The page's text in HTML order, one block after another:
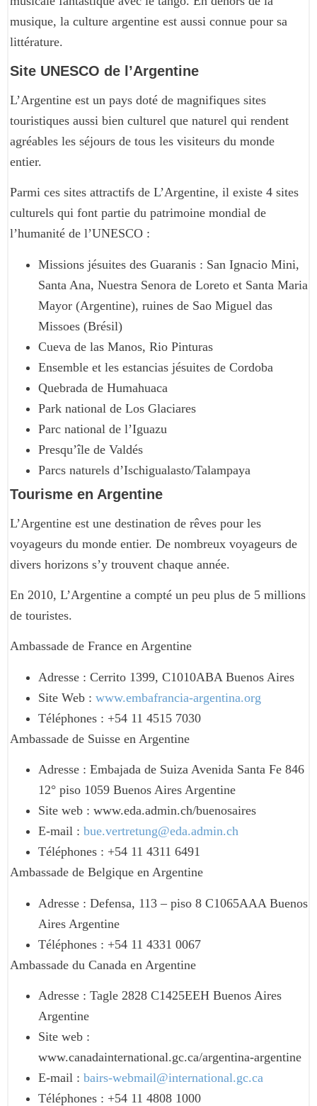
musique, la culture argentine est aussi connue pour sa
littérature.
Site UNESCO de l’Argentine
L’Argentine est un pays doté de magnifiques sites
touristiques aussi bien culturel que naturel qui rendent
agréables les séjours de tous les visiteurs du monde
entier.
Parmi ces sites attractifs de L’Argentine, il existe 4 sites
culturels qui font partie du patrimoine mondial de
l’humanité de l’UNESCO :
Missions jésuites des Guaranis : San Ignacio Mini,
Santa Ana, Nuestra Senora de Loreto et Santa Maria
Mayor (Argentine), ruines de Sao Miguel das
Missoes (Brésil)
Cueva de las Manos, Rio Pinturas
Ensemble et les estancias jésuites de Cordoba
Quebrada de Humahuaca
Park national de Los Glaciares
Parc national de l’Iguazu
Presqu’île de Valdés
Parcs naturels d’Ischigualasto/Talampaya
Tourisme en Argentine
L’Argentine est une destination de rêves pour les
voyageurs du monde entier. De nombreux voyageurs de
divers horizons s’y trouvent chaque année.
En 2010, L’Argentine a compté un peu plus de 5 millions
de touristes.
Ambassade de France en Argentine
Adresse : Cerrito 1399, C1010ABA Buenos Aires
Site Web : www.embafrancia-argentina.org
Téléphones : +54 11 4515 7030
Ambassade de Suisse en Argentine
Adresse : Embajada de Suiza Avenida Santa Fe 846
12° piso 1059 Buenos Aires Argentine
Site web : www.eda.admin.ch/buenosaires
E-mail : bue.vertretung@eda.admin.ch
Téléphones : +54 11 4311 6491
Ambassade de Belgique en Argentine
Adresse : Defensa, 113 – piso 8 C1065AAA Buenos
Aires Argentine
Téléphones : +54 11 4331 0067
Ambassade du Canada en Argentine
Adresse : Tagle 2828 C1425EEH Buenos Aires
Argentine
Site web :
www.canadainternational.gc.ca/argentina-argentine
E-mail : bairs-webmail@international.gc.ca
Téléphones : +54 11 4808 1000